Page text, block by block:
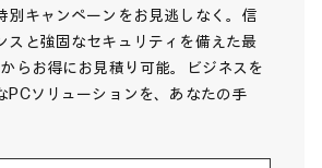
別キャンペーンをお見逃しなく。信
スと強固なセキュリティを備えた最
らお得にお見積り可能。ビジネスを
PCソリューションを、あなたの手